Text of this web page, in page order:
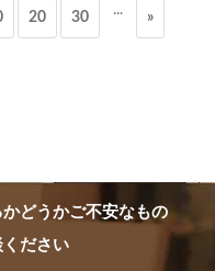
20 30 ... »
どうかご不安なもの
ださい